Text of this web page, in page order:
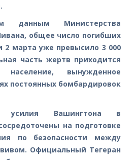
данным Министерства
общее число погибших
2 марта уже превысило 3 000
часть жертв приходится
вынужденное
постоянных бомбардировок
усилия Вашингтона в
на подготовке
по безопасности между
Официальный Тегеран